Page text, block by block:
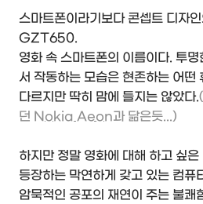
스마트폰이라기보다 콘셉트 디자
GZT650.
영화 속 스마트폰의 이름이다. 투
서 작동하는 모습은 현존하는 어떤
다르지만 딱히 맘에 들지는 않았다.
던 Nokia Aeon과 닮은듯...)
하지만 정말 영화에 대해 하고 싶은
등장하는 막연하게 갖고 있는 컴퓨
암묵적인 공포의 재연이 주는 불쾌